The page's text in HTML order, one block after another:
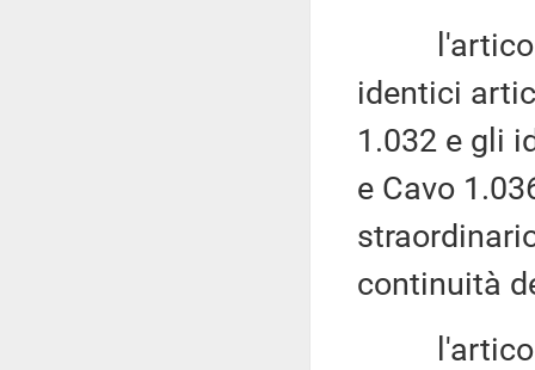
l'articolo
identici
1.032 e gli
e Cavo
continuità
l'articolo